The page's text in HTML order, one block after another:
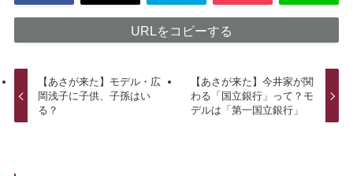
URLをコピーする
【あさが来た】モデル・広
岡浅子に子供、子孫はい
る？
【あさが来た】今井家が関
わる「国立銀行」って？モ
デルは「第一国立銀行」